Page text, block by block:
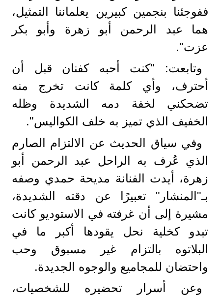
ففوجئنا بنجمين كبيرين يعلماننا التمثيل،
هما عبد الرحمن أبو زهرة وأبو بكر
عزت".
وتابعت: "كنت أحبه كفنان قبل أن
أحترف، وأي كلمة كانت تخرج منه
تضحكني لخفة دمه الشديدة وظله
الخفيف الذي تميز به خلف الكواليس".
وفي سياق الحديث عن الالتزام الصارم
الذي عُرف به الراحل عبد الرحمن أبو
زهرة، أيدت الفنانة مديحة حمدي وصفه
بـ"المنشار" تعبيرًا عن دقته الشديدة،
مشيرة إلى أن غرفته في الاستوديو كانت
تبدو كخلية نحل يقودها أكبر ما في
البلاتوه بالتزام غير مسبوق وحب
واحتضان للمجاميع والوجوه الجديدة.
وعن أسرار تحضيره للشخصيات،